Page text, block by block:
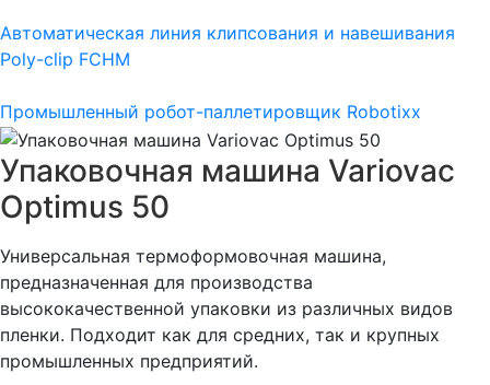
Автоматическая линия клипсования и навешивания
Poly-clip FCHM
Промышленный робот-паллетировщик Robotixx
Упаковочная машина Variovac
Optimus 50
Универсальная термоформовочная машина,
предназначенная для производства
высококачественной упаковки из различных видов
пленки. Подходит как для средних, так и крупных
промышленных предприятий.